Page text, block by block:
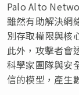
Palo Alto
雖然有助解決網
別存取權限與核
此外，攻擊者會
科學家團隊與安
信的模型，產生